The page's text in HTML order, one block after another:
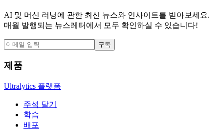
AI 및 머신 러닝에 관한 최신 뉴스와 인사이트를 받아보세요.
매월 발행되는 뉴스레터에서 모두 확인하실 수 있습니다!
구독
제품
Ultralytics 플랫폼
주석 달기
학습
배포